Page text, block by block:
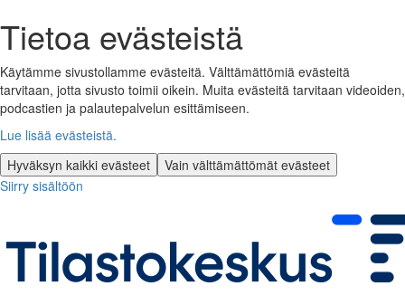
Tietoa evästeistä
Käytämme sivustollamme evästeitä. Välttämättömiä evästeitä
tarvitaan, jotta sivusto toimii oikein. Muita evästeitä tarvitaan videoiden,
podcastien ja palautepalvelun esittämiseen.
Lue lisää evästeistä.
Hyväksyn kaikki evästeet
Vain välttämättömät evästeet
Siirry sisältöön